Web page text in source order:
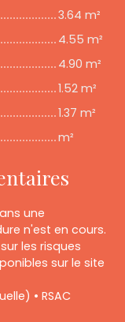
3.64 m²
4.55 m²
4.90 m²
1.52 m²
1.37 m²
m²
une
n'est en cours.
les risques
sur le site
• RSAC